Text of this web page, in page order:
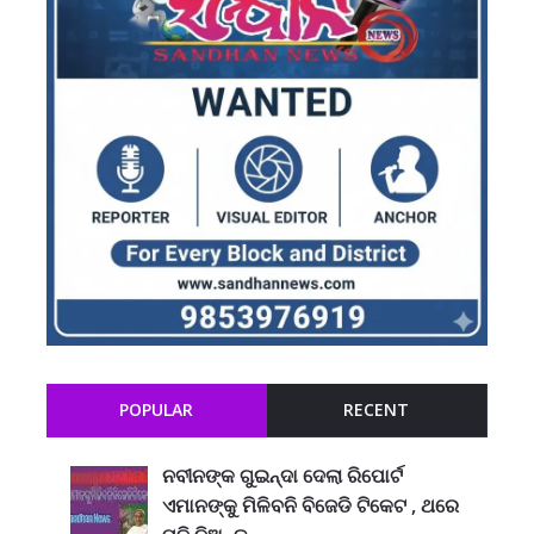
POPULAR RECENT
ନବୀନଙ୍କ ଗୁଇନ୍ଦା ଦେଲା ରିପୋର୍ଟ
ଏମାନଙ୍କୁ ମିଳିବନି ବିଜେଡି ଟିକେଟ , ଥରେ